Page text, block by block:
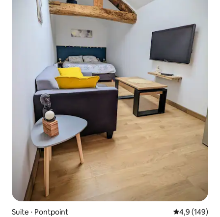
Suite ⋅ Pontpoint Évaluation
4,9 (149)